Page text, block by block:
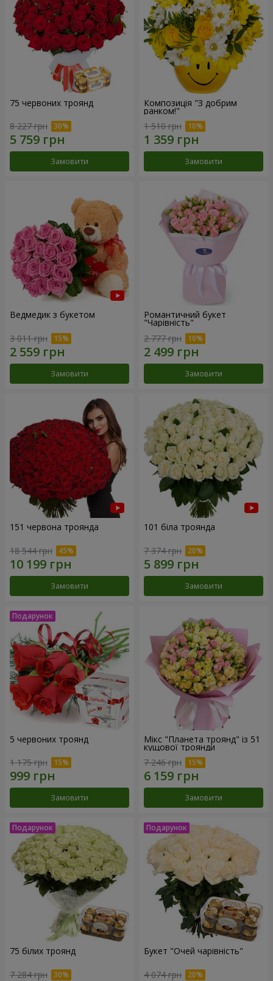
75 червоних троянд
8 227 грн
Замовити
Композиція "З добрим
ранком!"
1 510 грн
Замовити
Ведмедик з букетом
3 011 грн
Замовити
Романтичний букет
"Чарівність"
2 777 грн
Замовити
151 червона троянда
18 544 грн
Замовити
101 біла троянда
7 374 грн
Замовити
5 червоних троянд
1 175 грн
Замовити
Мікс "Планета троянд" із 51
кущової троянди
7 246 грн
Замовити
75 білих троянд
7 284 грн
Букет "Очей чарівність"
4 074 грн